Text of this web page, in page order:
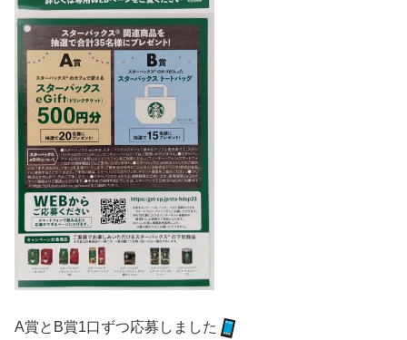
A賞とB賞1口ずつ応募しました